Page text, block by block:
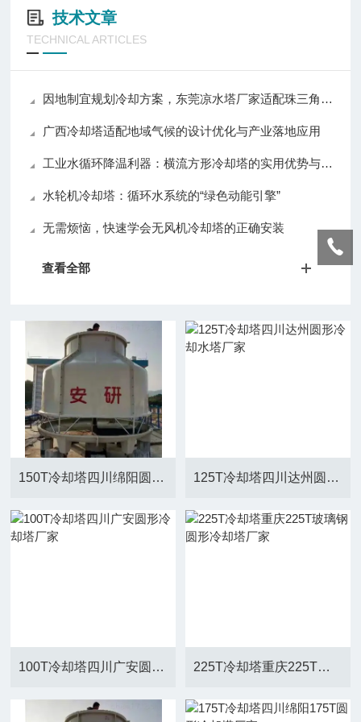
技术文章
TECHNICAL ARTICLES
因地制宜规划冷却方案，东莞凉水塔厂家适配珠三角多样生产需求
广西冷却塔适配地域气候的设计优化与产业落地应用
工业水循环降温利器：横流方形冷却塔的实用优势与普及价值
水轮机冷却塔：循环水系统的“绿色动能引擎”
无需烦恼，快速学会无风机冷却塔的正确安装
查看全部
150T冷却塔四川绵阳圆形冷却塔厂家 125T冷却塔四川达州圆形冷却水塔厂家
100T冷却塔四川广安圆形冷却塔厂家 225T冷却塔重庆225T玻璃钢圆形冷却塔厂家